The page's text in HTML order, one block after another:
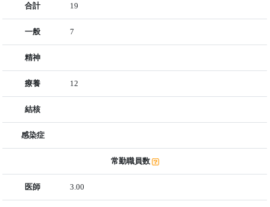
合計 19
一般 7
精神
療養 12
結核
感染症
常勤職員数
医師 3.00